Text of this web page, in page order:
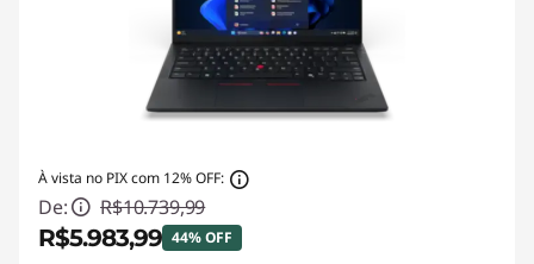
À vista no PIX com 12% OFF:
De: R$10.739,99
R$5.983,99 44% OFF